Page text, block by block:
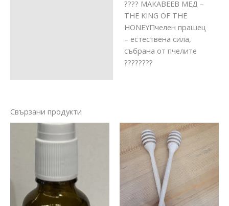
???? МАКАВЕЕВ МЕД –
THE KING OF THE
HONEYПчелен прашец
– естествена сила,
събрана от пчелите
????????
Свързани продукти